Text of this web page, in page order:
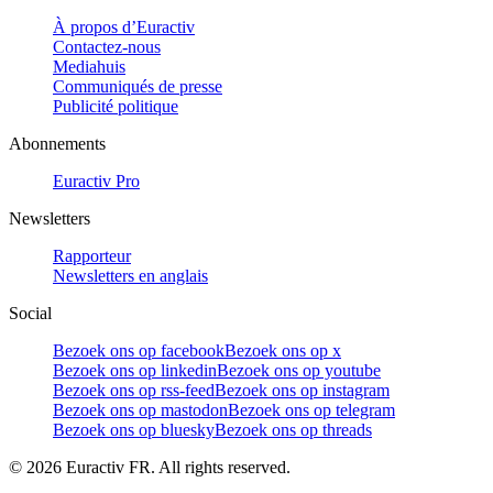
À propos d’Euractiv
Contactez-nous
Mediahuis
Communiqués de presse
Publicité politique
Abonnements
Euractiv Pro
Newsletters
Rapporteur
Newsletters en anglais
Social
Bezoek ons op facebookBezoek ons op x
Bezoek ons op linkedinBezoek ons op youtube
Bezoek ons op rss-feedBezoek ons op instagram
Bezoek ons op mastodonBezoek ons op telegram
Bezoek ons op blueskyBezoek ons op threads
© 2026 Euractiv FR. All rights reserved.